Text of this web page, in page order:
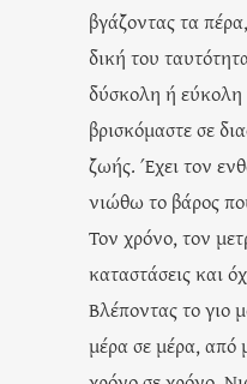
βγάζοντας τα
δική του
δύσκολη ή εύκολη
βρισκόμαστε σε
ζωής. Έχει τον
νιώθω το βάρος
Τον χρόνο, τον
καταστάσεις και
Βλέποντας το γιο
μέρα σε μέρα,